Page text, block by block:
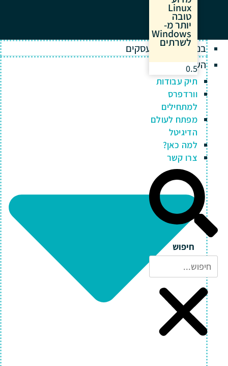
Linux
טובה
יותר מ-
Windows
לשרתים
תיק עבודות
וורדפרס
למתחילים
מפתח לעולם
הדיגיטל
למה כאן?
צרו קשר
חיפוש
בניית אתרים לעסקים
השירותים שלנו